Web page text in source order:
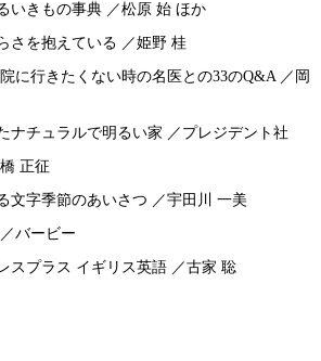
いきもの事典 ／松原 始 ほか
さを抱えている ／姫野 桂
に行きたくない時の名医との33のQ&A ／岡
ナチュラルで明るい家 ／プレジデント社
正征
文字季節のあいさつ ／宇田川 一美
バービー
スプラス イギリス英語 ／古家 聡